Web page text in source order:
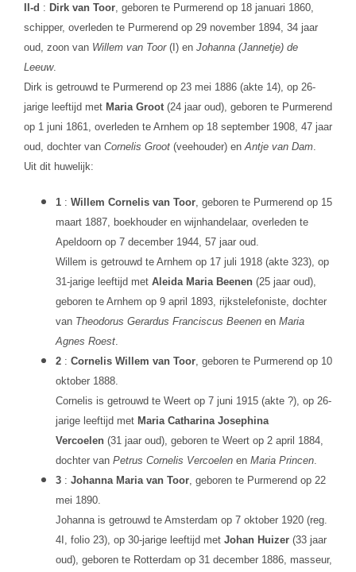
II-d : Dirk van Toor, geboren te Purmerend op 18 januari 1860,
schipper, overleden te Purmerend op 29 november 1894, 34 jaar
oud, zoon van Willem van Toor(I) en Johanna (Jannetje) de
Leeuw.
Dirk is getrouwd te Purmerend op 23 mei 1886 (akte 14), op 26-
jarige leeftijd met Maria Groot(24 jaar oud), geboren te Purmerend
op 1 juni 1861, overleden te Arnhem op 18 september 1908, 47 jaar
oud, dochter van Cornelis Groot(veehouder) en Antje van Dam.
Uit dit huwelijk:
1 : Willem Cornelis van Toor, geboren te Purmerend op 15
maart 1887, boekhouder en wijnhandelaar, overleden te
Apeldoorn op 7 december 1944, 57 jaar oud.
Willem is getrouwd te Arnhem op 17 juli 1918 (akte 323), op
31-jarige leeftijd met Aleida Maria Beenen(25 jaar oud),
geboren te Arnhem op 9 april 1893, rijkstelefoniste, dochter
van Theodorus Gerardus Franciscus Beenenen Maria
Agnes Roest.
2 : Cornelis Willem van Toor, geboren te Purmerend op 10
oktober 1888.
Cornelis is getrouwd te Weert op 7 juni 1915 (akte ?), op 26-
jarige leeftijd met Maria Catharina Josephina
Vercoelen(31 jaar oud), geboren te Weert op 2 april 1884,
dochter van Petrus Cornelis Vercoelenen Maria Princen.
3 : Johanna Maria van Toor, geboren te Purmerend op 22
mei 1890.
Johanna is getrouwd te Amsterdam op 7 oktober 1920 (reg.
4I, folio 23), op 30-jarige leeftijd met Johan Huizer(33 jaar
oud), geboren te Rotterdam op 31 december 1886, masseur,